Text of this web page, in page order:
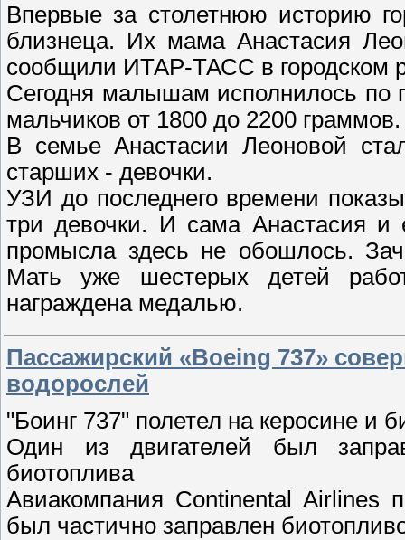
Впервые за столетнюю историю
близнеца. Их мама Анастасия
сообщили ИТАР-ТАСС в городском
Сегодня малышам исполнилось по
мальчиков от 1800 до 2200 граммов.
В семье Анастасии Леоновой
старших - девочки.
УЗИ до последнего времени
три девочки. И сама Анастасия и
промысла здесь не обошлось.
Мать уже шестерых детей
награждена медалью.
Пассажирский «Boeing 737»
водорослей
"Боинг 737" полетел на керосине и
Один из двигателей был
биотоплива
Авиакомпания Continental Airlines
был частично заправлен